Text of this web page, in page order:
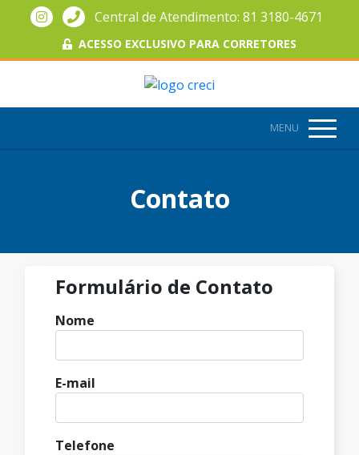
Central de Atendimento: 81 3180-4671
ACESSO EXCLUSIVO PARA CORRETORES
MENU
Contato
Formulário de Contato
Nome
E-mail
Telefone